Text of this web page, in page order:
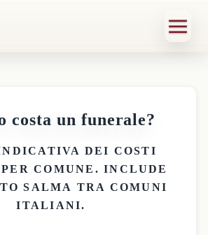
costa un funerale?
DEI COSTI
COMUNE . INCLUDE
SALMA TRA COMUNI
ITALIANI.